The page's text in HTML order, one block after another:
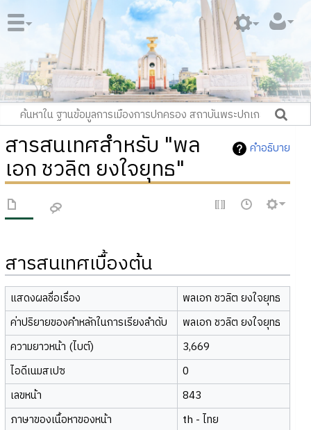
คำอธิบาย
สารสนเทศสำหรับ "พล
เอก ชวลิต ยงใจยุทธ"
สารสนเทศเบื้องต้น
แสดงผลชื่อเรื่อง
พลเอก ชวลิต ยงใจยุทธ
ค่าปริยายของคำหลักในการเรียงลำดับ
พลเอก ชวลิต ยงใจยุทธ
ความยาวหน้า (ไบต์)
3,669
ไอดีเนมสเปซ
0
เลขหน้า
843
ภาษาของเนื้อหาของหน้า
th - ไทย